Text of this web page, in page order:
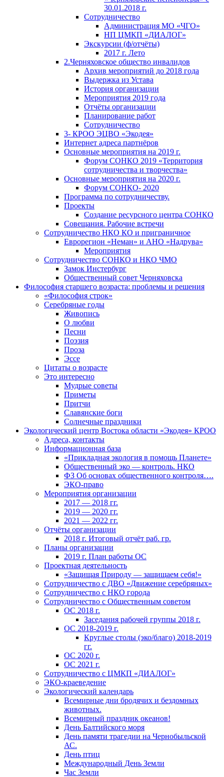
30.01.2018 г.
Сотрудничество
Администрация МО «ЧГО»
НП ЦМКП «ДИАЛОГ»
Экскурсии (ф/отчёты)
2017 г. Лето
2.Черняховское общество инвалидов
Архив мероприятий до 2018 года
Выдержка из Устава
История организации
Мероприятия 2019 года
Отчёты организации
Планирование работ
Сотрудничество
3- КРОО ЭЦВО «Экодея»
Интернет адреса партнёров
Основные мероприятия на 2019 г.
Форум СОНКО 2019 «Территория
сотрудничества и творчества»
Основные мероприятия на 2020 г.
Форум СОНКО- 2020
Программа по сотрудничеству.
Проекты
Создание ресурсного центра СОНКО
Совещания. Рабочие встречи
Сотрудничество НКО КО и приграничное
Еврорегион «Неман» и АНО «Надрува»
Мероприятия
Сотрудничество СОНКО и НКО ЧМО
Замок Инстербург
Общественный совет Черняховска
Философия старшего возраста: проблемы и решения
«Философия строк»
Серебряные годы
Живопись
О любви
Песни
Поэзия
Проза
Эссе
Цитаты о возрасте
Это интересно
Мудрые советы
Приметы
Притчи
Славянские боги
Солнечные праздники
Экологический центр Востока области «Экодея» КРОО
Адреса, контакты
Информационная база
«Прикладная экология в помощь Планете»
Общественный эко — контроль. НКО
ФЗ Об основах общественного контроля….
ЭКО-право
Мероприятия организации
2017 — 2018 гг.
2019 — 2020 гг.
2021 — 2022 гг.
Отчёты организации
2018 г. Итоговый отчёт раб. гр.
Планы организации
2019 г. План работы ОС
Проектная деятельность
«Защищая Природу — защищаем себя!»
Сотрудничество с ДВО «Движение серебряных»
Сотрудничество с НКО города
Сотрудничество с Общественным советом
ОС 2018 г.
Заседания рабочей группы 2018 г.
ОС 2018-2019 г.
Круглые столы (эко/благо) 2018-2019
гг.
ОС 2020 г.
ОС 2021 г.
Сотрудничество с ЦМКП «ДИАЛОГ»
ЭКО-краеведение
Экологический календарь
Всемирные дни бродячих и бездомных
животных.
Всемирный праздник океанов!
День Балтийского моря
День памяти трагедии на Чернобыльской
АС.
День птиц
Международный День Земли
Час Земли